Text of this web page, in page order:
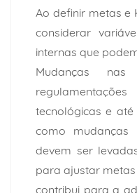
Ao definir metas e
considerar
internas que
Mudanças nas
tecnológicas e
como mudanças
devem ser
para ajustar
contribui para a